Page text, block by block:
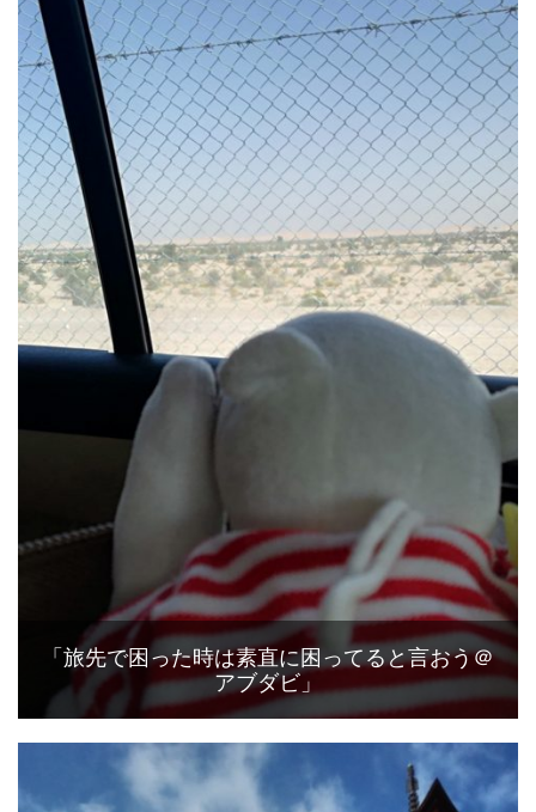
「旅先で困った時は素直に困ってると言おう＠
アブダビ」